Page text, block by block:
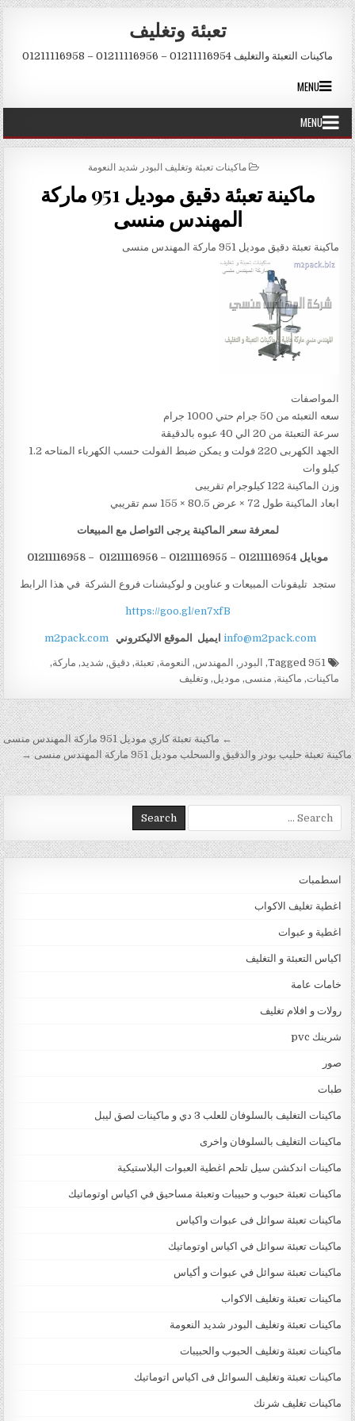
Skip to content
تعبئة وتغليف
ماكينات التعبئة والتغليف 01211116954 – 01211116956 – 01211116958
MENU
MENU
POSTED IN
ماكينات تعبئة وتغليف البودر شديد النعومة
ماكينة تعبئة دقيق موديل 951 ماركة
المهندس منسى
ماكينة تعبئة دقيق موديل 951 ماركة المهندس منسى
المواصفات
سعه التعبئه من 50 جرام حتي 1000 جرام
سرعة التعبئة من 20 الي 40 عبوه بالدقيقة
الجهد الكهربى 220 فولت و يمكن ضبط الفولت حسب الكهرباء المتاحه 1.2
كيلو وات
وزن الماكينة 122 كيلوجرام تقريبى
ابعاد الماكينة طول 72 × عرض 80.5 × 155 سم تقريبي
لمعرفة سعر الماكينة يرجى التواصل مع المبيعات
موبايل 01211116954 – 01211116955 – 01211116956 – 01211116958
ستجد تليفونات المبيعات و عناوين و لوكيشنات فروع الشركة في هذا الرابط
https://goo.gl/en7xfB
info@m2pack.com ايميل الموقع الاليكتروني m2pack.com
Tagged
951
, البودر , المهندس, النعومة,تعبئة, دقيق, شديد, ماركة,
ماكينات, ماكينة, منسى, موديل,وتغليف
تصفّح المقالات← ماكينة تعبئة كاري موديل 951 ماركة المهندس منسى
ماكينة تعبئة حليب بودر والدقيق والسحلب موديل 951 ماركة المهندس منسى →
Search for:
اسطمبات
اغطية تغليف الاكواب
اغطية و عبوات
اكياس التعبئة و التغليف
خامات عامة
رولات و افلام تغليف
شرينك pvc
صور
طبات
ماكينات التغليف بالسلوفان للعلب 3 دي و ماكينات لصق ليبل
ماكينات التغليف بالسلوفان واخرى
ماكينات اندكشن سيل تلحم اغطية العبوات البلاستيكية
ماكينات تعبئة حبوب و حبيبات وتعبئة مساحيق في اكياس اوتوماتيك
ماكينات تعبئة سوائل فى عبوات واكياس
ماكينات تعبئة سوائل في اكياس اوتوماتيك
ماكينات تعبئة سوائل في عبوات و أكياس
ماكينات تعبئة وتغليف الاكواب
ماكينات تعبئة وتغليف البودر شديد النعومة
ماكينات تعبئة وتغليف الحبوب والحبيبات
ماكينات تعبئة وتغليف السوائل فى اكياس اتوماتيك
ماكينات تغليف شرنك